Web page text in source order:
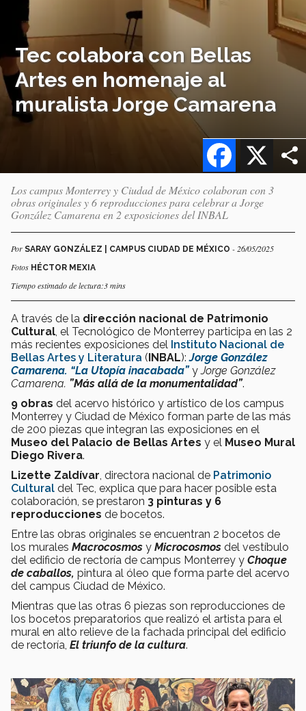
Tec colabora con Bellas
Artes en homenaje al
muralista Jorge Camarena
X
Facebook
Los campus Monterrey y Ciudad de México colaboran con 3
obras originales y 6 reproducciones para celebrar a Jorge
González Camarena en 2 exposiciones del INBAL
Por SARAY GONZÁLEZ | CAMPUS CIUDAD DE MÉXICO - 26/05/2025
Fotos HÉCTOR MEXIA
Tiempo estimado de lectura:3 mins
A través de la dirección nacional de Patrimonio
Cultural , el Tecnológico de Monterrey participa en las 2
más recientes exposiciones del Instituto Nacional de
Bellas Artes y Literatura (INBAL): Jorge González
Camarena. “La Utopía inacabada”yJorge González
Camarena. ”Más allá de la monumentalidad”.
9 obras del acervo histórico y artístico de los campus
Monterrey y Ciudad de México forman parte de las más
de 200 piezas que integran las exposiciones en el
Museo del Palacio de Bellas Artes y el Museo Mural
Diego Rivera.
Lizette Zaldívar , directora nacional de Patrimonio
Cultural del Tec, explica que para hacer posible esta
colaboración, se prestaron 3 pinturas y 6
reproducciones de bocetos.
Entre las obras originales se encuentran 2 bocetos de
los murales Macrocosmos y Microcosmos del vestíbulo
del edificio de rectoría de campus Monterrey y Choque
de caballos, pintura al óleo que forma parte del acervo
del campus Ciudad de México.
Mientras que las otras 6 piezas son reproducciones de
los bocetos preparatorios que realizó el artista para el
mural en alto relieve de la fachada principal del edificio
de rectoría, El triunfo de la cultura.